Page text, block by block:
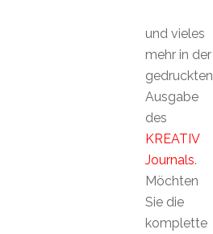
und vieles
mehr in der
gedruckten
Ausgabe
des
KREATIV
Journals.
Möchten
Sie die
komplette